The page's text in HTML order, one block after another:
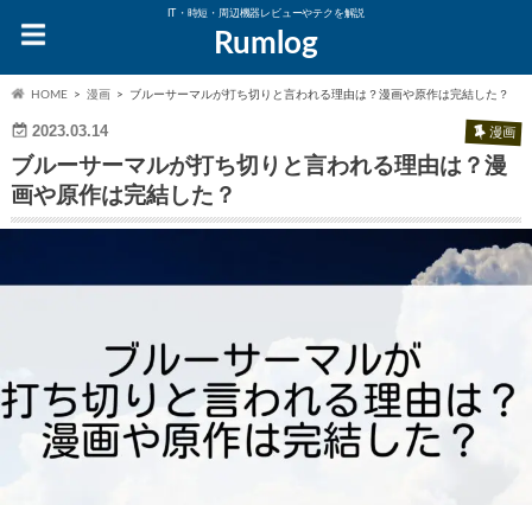
IT・時短・周辺機器レビューやテクを解説
Rumlog
HOME 漫画 ブルーサーマルが打ち切りと言われる理由は？漫画や原作は完結した？
2023.03.14 漫画
ブルーサーマルが打ち切りと言われる理由は？漫
画や原作は完結した？